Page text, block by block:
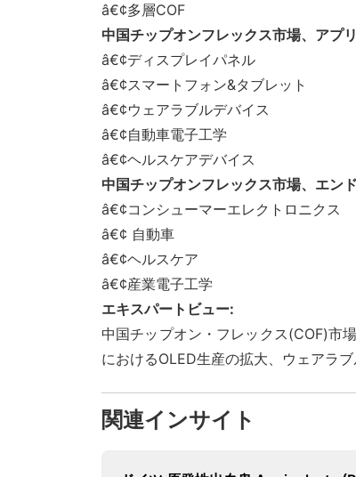
â€¢多層COF
中国チップオンフレックス市場、アプ
â€¢ディスプレイパネル
â€¢スマートフォン&タブレット
â€¢ウェアラブルデバイス
â€¢自動車電子工学
â€¢ヘルスケアデバイス
中国チップオンフレックス市場、エン
â€¢コンシューマーエレクトロニクス
â€¢ 自動車
â€¢ヘルスケア
â€¢産業電子工学
エキスパートビュー:
中国チップオン・フレックス(COF)市
におけるOLED生産の拡大、ウェアラ
関連インサイト